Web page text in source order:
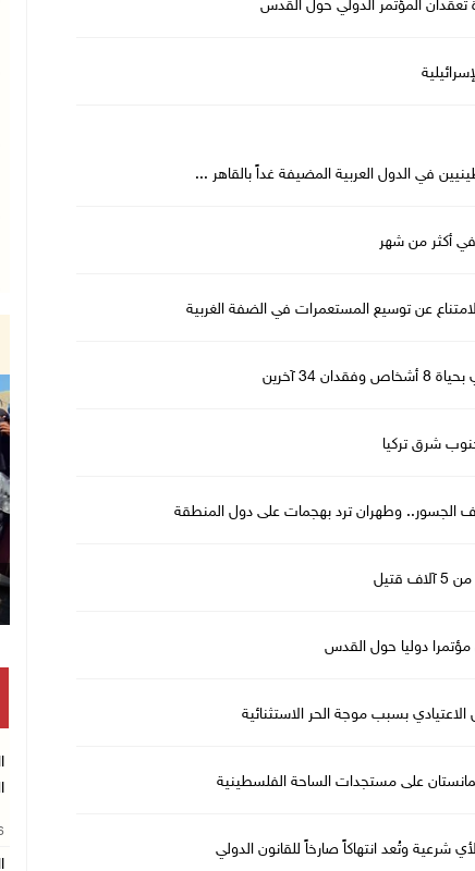
تعقدان المؤتمر الدولي حول القدس
عن توسيع المستعمرات ‌في الضفة الغربية
آخرين
الجسور.. وطهران ترد بهجمات على دول المنطقة
مؤتمرا دوليا حول القدس
على مستجدات الساحة الفلسطينية
شرعية وتُعد انتهاكاً صارخاً للقانون الدولي